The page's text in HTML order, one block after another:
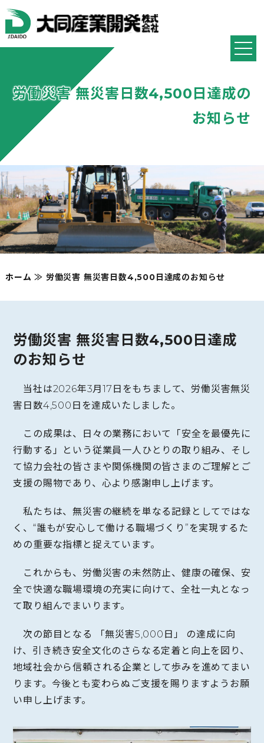
労働災害 無災害日数4,500日達成の
お知らせ
ホーム ≫ 労働災害 無災害日数4,500日達成のお知らせ
労働災害 無災害日数4,500日達成
のお知らせ
当社は2026年3月17日をもちまして、労働災害無災
害日数4,500日を達成いたしました。
この成果は、日々の業務において「安全を最優先に
行動する」という従業員一人ひとりの取り組み、そし
て協力会社の皆さまや関係機関の皆さまのご理解とご
支援の賜物であり、心より感謝申し上げます。
私たちは、無災害の継続を単なる記録としてではな
く、“誰もが安心して働ける職場づくり”を実現するた
めの重要な指標と捉えています。
これからも、労働災害の未然防止、健康の確保、安
全で快適な職場環境の充実に向けて、全社一丸となっ
て取り組んでまいります。
次の節目となる 「無災害5,000日」 の達成に向
け、引き続き安全文化のさらなる定着と向上を図り、
地域社会から信頼される企業として歩みを進めてまい
ります。今後とも変わらぬご支援を賜りますようお願
い申し上げます。